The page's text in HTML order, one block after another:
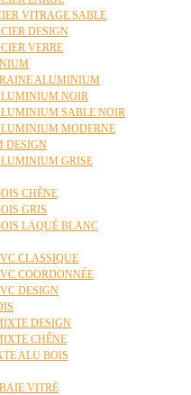
VITRAGE SABLE
DESIGN
VERRE
ALUMINIUM
NOIR
SABLE NOIR
MODERNE
DESIGN
GRISE
CHÊNE
GRIS
LAQUÉ BLANC
CLASSIQUE
COORDONNÉE
DESIGN
DESIGN
CHÊNE
ALU BOIS
VITRÉ